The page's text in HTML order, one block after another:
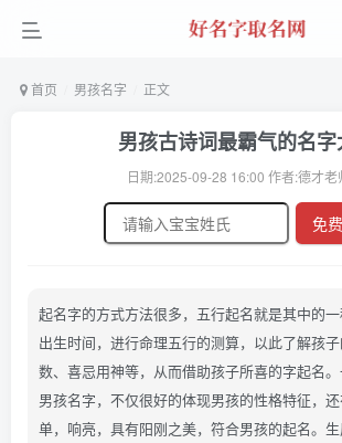
首页 男孩名字 正文
男孩古诗词最霸气的名
日期:2025-09-28 16:00 作者:德才老
免
起名字的方式方法很多，五行起名就是其中的
出生时间，进行命理五行的测算，以此了解孩
数、喜忌用神等，从而借助孩子所喜的字起名
男孩名字，不仅很好的体现男孩的性格特征，
单，响亮，具有阳刚之美，符合男孩的起名。